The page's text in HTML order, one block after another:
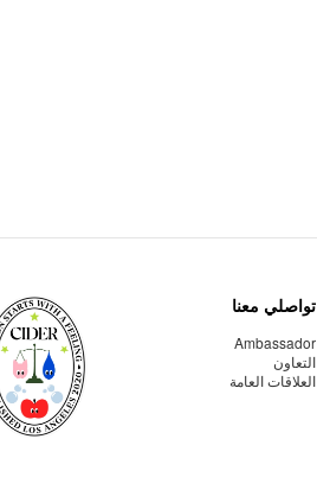
تواصلي معنا
Ambassador
التعاون
العلاقات العامة